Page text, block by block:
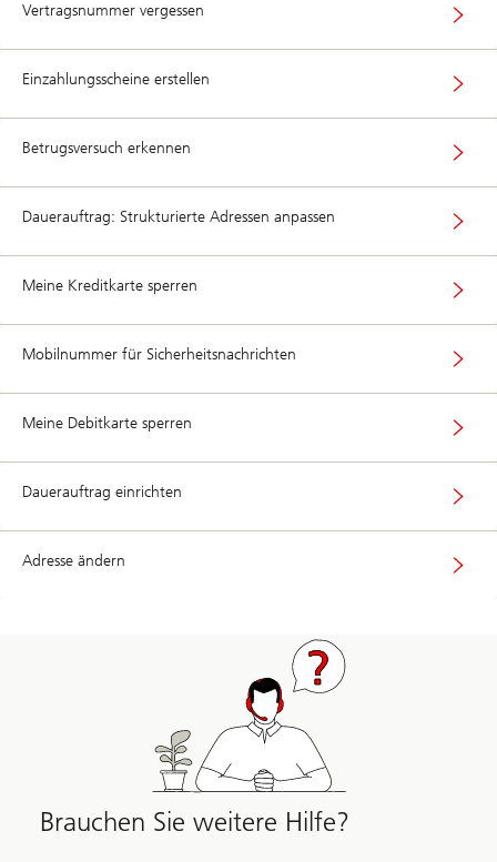
Vertragsnummer vergessen
Einzahlungsscheine erstellen
Betrugsversuch erkennen
Dauerauftrag: Strukturierte Adressen anpassen
Meine Kreditkarte sperren
Mobilnummer für Sicherheitsnachrichten
Meine Debitkarte sperren
Dauerauftrag einrichten
Adresse ändern
Brauchen Sie weitere Hilfe?